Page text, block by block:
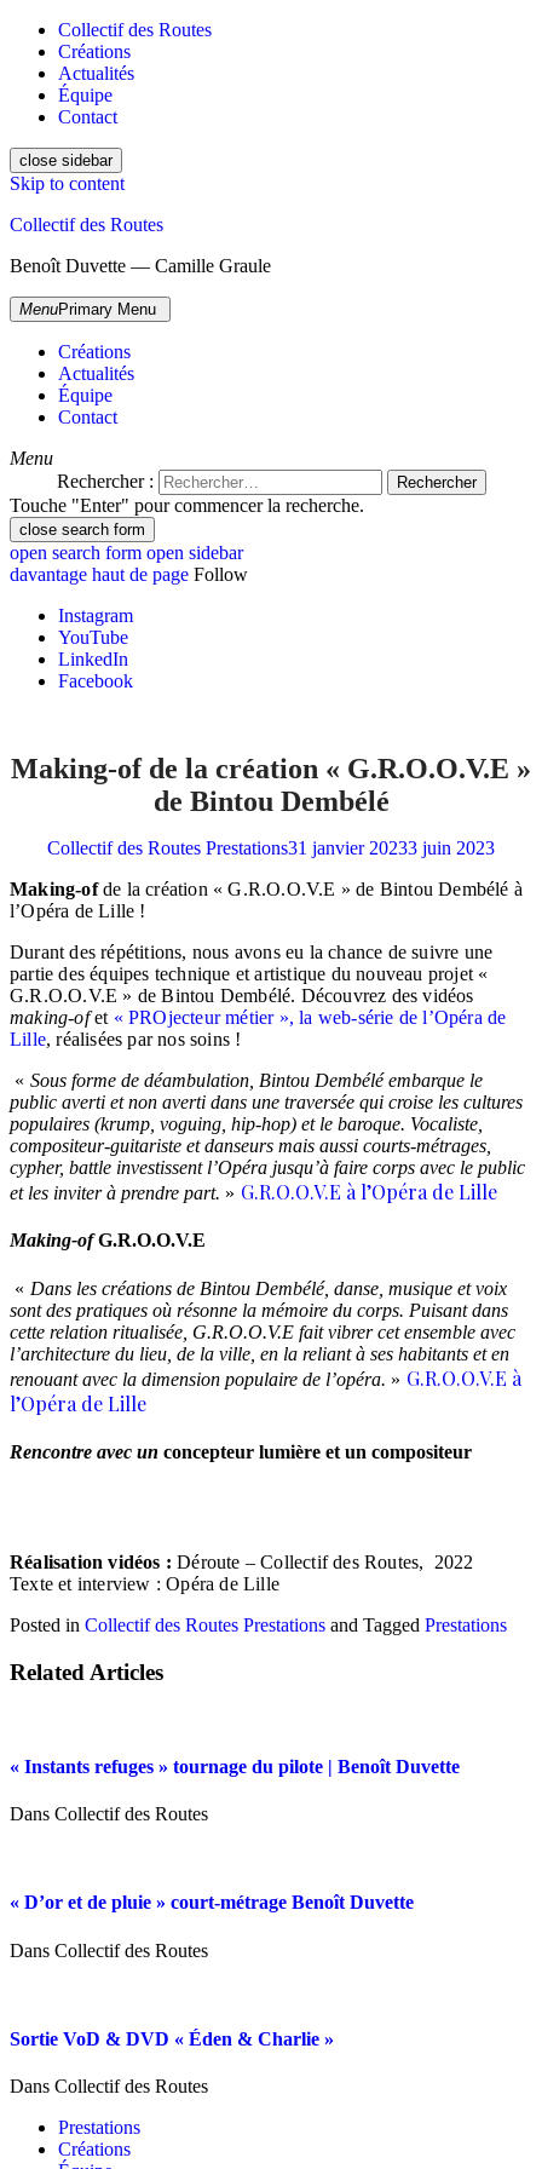
Collectif des Routes
Créations
Actualités
Équipe
Contact
close sidebar
Skip to content
Collectif des Routes
Benoît Duvette — Camille Graule
MenuPrimary Menu
Créations
Actualités
Équipe
Contact
Menu
Rechercher :
Touche "Enter" pour commencer la recherche.
close search form
open search form open sidebar
davantage haut de page Follow
Instagram
YouTube
LinkedIn
Facebook
Making-of de la création « G.R.O.O.V.E »
de Bintou Dembélé
Collectif des Routes Prestations31 janvier 20233 juin 2023
Making-ofde la création « G.R.O.O.V.E » de Bintou Dembélé à
l’Opéra de Lille !
Durant des répétitions, nous avons eu la chance de suivre une
partie des équipes technique et artistique du nouveau projet «
G.R.O.O.V.E » de Bintou Dembélé. Découvrez des vidéos
making-ofet « PROjecteur métier », la web-série de l’Opéra de
Lille, réalisées par nos soins !
« Sous forme de déambulation, Bintou Dembélé embarque le
public averti et non averti dans une traversée qui croise les cultures
populaires (krump, voguing, hip-hop) et le baroque. Vocaliste,
compositeur-guitariste et danseurs mais aussi courts-métrages,
cypher, battle investissent l’Opéra jusqu’à faire corps avec le public
et les inviter à prendre part. » G.R.O.O.V.E à l’Opéra de Lille
Making-ofG.R.O.O.V.E
« Dans les créations de Bintou Dembélé, danse, musique et voix
sont des pratiques où résonne la mémoire du corps. Puisant dans
cette relation ritualisée, G.R.O.O.V.E fait vibrer cet ensemble avec
l’architecture du lieu, de la ville, en la reliant à ses habitants et en
renouant avec la dimension populaire de l’opéra. » G.R.O.O.V.E à
l’Opéra de Lille
Rencontre avec un concepteur lumière et un compositeur
Réalisation vidéos : Déroute –Collectif des Routes, 2022
Texte et interview : Opéra de Lille
Posted in Collectif des Routes Prestations and Tagged Prestations
Related Articles
« Instants refuges » tournage du pilote | Benoît Duvette
Dans Collectif des Routes
« D’or et de pluie » court-métrage Benoît Duvette
Dans Collectif des Routes
Sortie VoD & DVD « Éden & Charlie »
Dans Collectif des Routes
Prestations
Créations